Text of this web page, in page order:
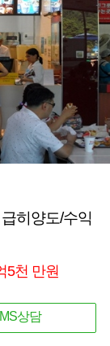
히양도/수익
5천 만원
상담